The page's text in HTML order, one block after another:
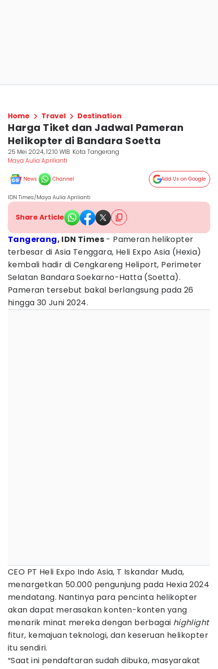
Home Travel Destination
Harga Tiket dan Jadwal Pameran
Helikopter di Bandara Soetta
25 Mei 2024, 12:10 WIB Kota Tangerang
Maya Aulia Aprilianti
News Channel Add Us on Google
IDN Times/Maya Aulia Aprilianti
Share Article
Tangerang, IDN Times - Pameran helikopter
terbesar di Asia Tenggara, Heli Expo Asia (Hexia)
kembali hadir di Cengkareng Heliport, Perimeter
Selatan Bandara Soekarno-Hatta (Soetta).
Pameran tersebut bakal berlangsung pada 26
hingga 30 Juni 2024.
CEO PT Heli Expo Indo Asia, T Iskandar Muda,
menargetkan 50.000 pengunjung pada Hexia 2024
mendatang. Nantinya para pencinta helikopter
akan dapat merasakan konten-konten yang
menarik minat mereka dengan berbagai highlight
fitur, kemajuan teknologi, dan keseruan helikopter
itu sendiri.
“Saat ini pendaftaran sudah dibuka, masyarakat